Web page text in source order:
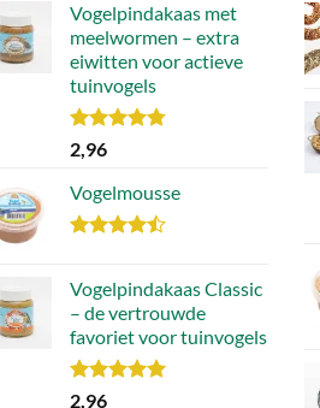
4.90uit 5
Vogelpindakaas met
meelwormen – extra
eiwitten voor actieve
tuinvogels
Waardering
4.78
2,96
Vogelmousse
Vogelpindakaas Classic
– de vertrouwde
favoriet voor tuinvogels
Waardering
2,96